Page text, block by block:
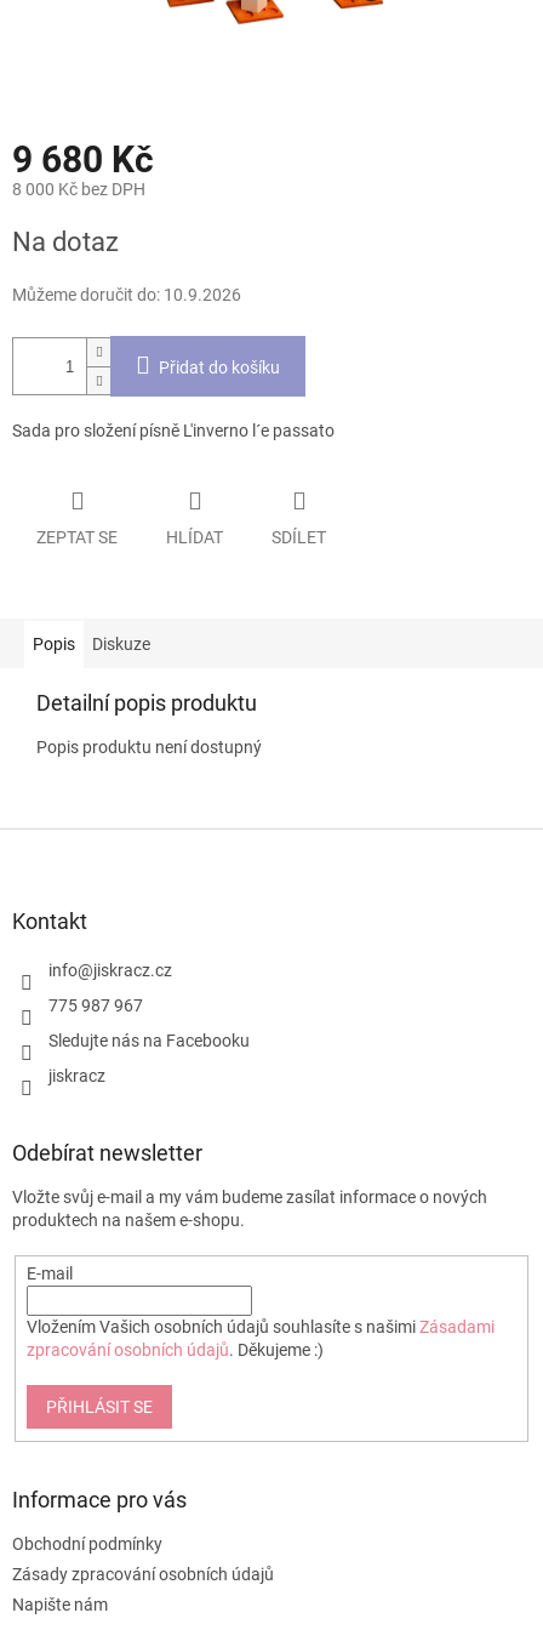
9 680 Kč
8 000 Kč bez DPH
cena:
Na dotaz
Můžeme doručit do: 10.9.2026
Přidat do košíku
Sada pro složení písně L'inverno l´e passato
ZEPTAT SE HLÍDAT SDÍLET
Popis Diskuze
Detailní popis produktu
Popis produktu není dostupný
Kontakt
info@jiskracz.cz
775 987 967
Sledujte nás na Facebooku
jiskracz
Odebírat newsletter
Vložte svůj e-mail a my vám budeme zasílat informace o nových
produktech na našem e-shopu.
E-mail
Vložením Vašich osobních údajů souhlasíte s našimiZásadami
zpracování osobních údajů. Děkujeme :)
PŘIHLÁSIT SE
Informace pro vás
Obchodní podmínky
Zásady zpracování osobních údajů
Napište nám